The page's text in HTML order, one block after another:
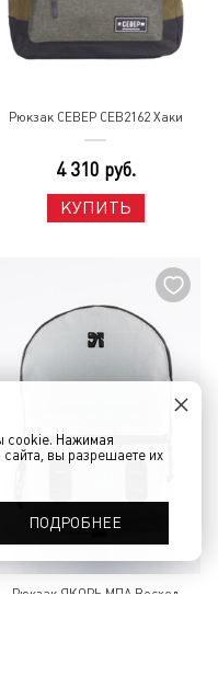
Рюкзак СЕВЕР СЕВ2162 Хаки
4 310 руб.
КУПИТЬ
Рюкзак ЯКОРЬ МПА Восход
cookie. Нажимая
вы разрешаете их
ПОДРОБНЕЕ
×